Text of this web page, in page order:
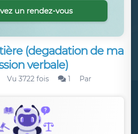
(degadation de ma
verbale)
Vu 3722 fois 1
Par
un rendez-vous